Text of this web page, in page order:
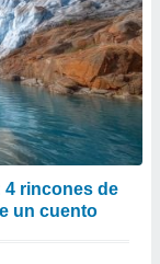
4 rincones de
un cuento